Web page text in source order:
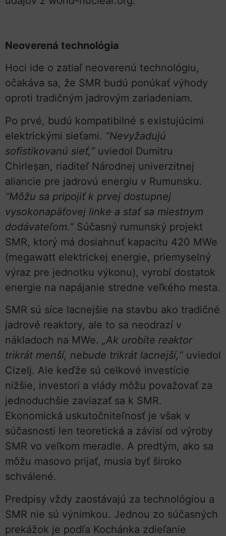
Neoverená technológia
Hoci ide o zatiaľ neoverenú technológiu,
očakáva sa, že SMR budú ponúkať výhody
oproti tradičným jadrovým zariadeniam.
Po prvé, budú kompatibilné s existujúcimi
elektrickými sieťami. “Nevyžadujú
sofistikovanú sieť,” uviedol Dumitru
Chirleșan, riaditeľ Národnej univerzitnej
aliancie pre jadrovú energiu v Rumunsku.
“Môžu sa pripojiť k prvej dostupnej
vysokonapäťovej linke a stať sa miestnym
dodávateľom.” Súčasný rumunský projekt
SMR, ktorý má dosiahnuť kapacitu 420 MWe
(megawatt elektrickej energie, priemyselný
výraz pre jednotku výkonu), vyrobí dostatok
energie na napájanie stredne veľkého mesta.
SMR sú síce lacnejšie na stavbu ako tradičné
jadrové reaktory, ale to sa neodrazí v
nákladoch na MWe. „Ak urobíte reaktor
trikrát menší, nebude trikrát lacnejší,“ uviedol
Cizelj. Ale keďže sú celkové investície
nižšie, investori a vlády môžu považovať za
jednoduchšie zaviazať sa k SMR.
Ekonomická uskutočniteľnosť je však v
súčasnosti len teoretická a závisí od výroby
SMR vo veľkom meradle. A predtým, ako sa
môžu masovo prijať, musia byť široko
schválené.
Predpisy vždy zaostávajú za technológiou a
SMR nie sú výnimkou. Jednou zo súčasných
prekážok je podľa Kochánka zdieľanie